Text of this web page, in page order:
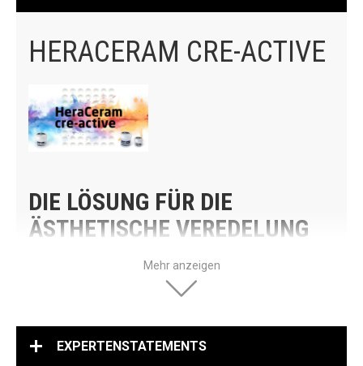
HERACERAM CRE-ACTIVE
DIE LÖSUNG FÜR DIE
ÄSTHETISCHE VEREDELUNG
VON KERAMIK-
RESTAURATIONEN.
2D- und 3D-Massen zur ästhetischen Individualisierung und
Finalisierung von Keramik-Restaurationen. Die Massen sind
Mehr anzeigen
EXPERTENSTATEMENTS